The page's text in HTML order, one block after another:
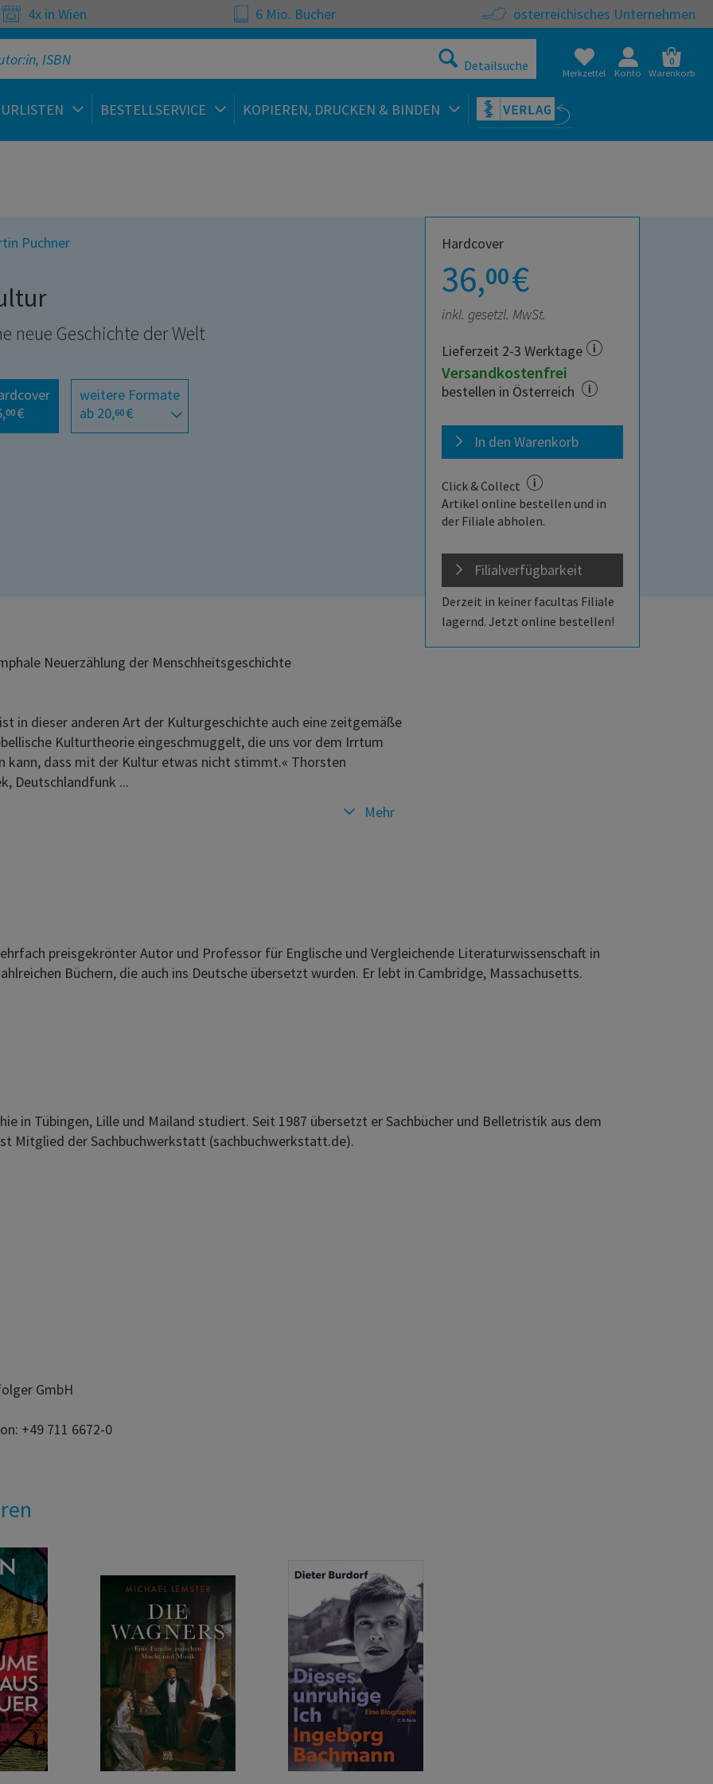
4x in Wien 6 Mio. Bücher österreichisches Unternehmen
Detailsuche Merkzettel Konto
0
Warenkorb
BESTELLSERVICE KOPIEREN, DRUCKEN & BINDEN
Puchner
neue Geschichte der Welt
00 €
weitere Formate
ab 20,60 €
Hardcover
36,00€
inkl. gesetzl. MwSt.
Lieferzeit 2-3 Werktage
Versandkostenfrei
bestellen in Österreich
In den Warenkorb
Click & Collect
Artikel online bestellen und in
der Filiale abholen.
Filialverfügbarkeit
Derzeit in keiner facultas Filiale
lagernd. Jetzt online bestellen!
Neuerzählung der Menschheitsgeschichte
in dieser anderen Art der Kulturgeschichte auch eine zeitgemäße
Kulturtheorie eingeschmuggelt, die uns vor dem Irrtum
kann, dass mit der Kultur etwas nicht stimmt.« Thorsten
Deutschlandfunk ...
Mehr
preisgekrönter Autor und Professor für Englische und Vergleichende Literaturwissenschaft in
Büchern, die auch ins Deutsche übersetzt wurden. Er lebt in Cambridge, Massachusetts.
in Tübingen, Lille und Mailand studiert. Seit 1987 übersetzt er Sachbücher und Belletristik aus dem
Mitglied der Sachbuchwerkstatt (sachbuchwerkstatt.de).
GmbH
+49 711 6672-0